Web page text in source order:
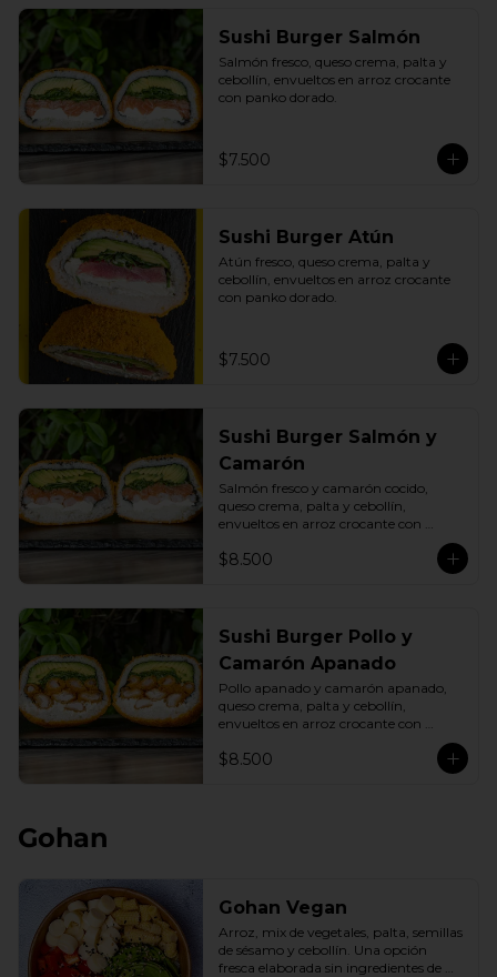
Sushi Burger Salmón
Salmón fresco, queso crema, palta y
cebollín, envueltos en arroz crocante
con panko dorado.
$7.500
Sushi Burger Atún
Atún fresco, queso crema, palta y
cebollín, envueltos en arroz crocante
con panko dorado.
$7.500
Sushi Burger Salmón y
Camarón
Salmón fresco y camarón cocido,
queso crema, palta y cebollín,
envueltos en arroz crocante con
$8.500
Sushi Burger Pollo y
Camarón Apanado
Pollo apanado y camarón apanado,
queso crema, palta y cebollín,
envueltos en arroz crocante con
$8.500
Gohan
Gohan Vegan
Arroz, mix de vegetales, palta, semillas
de sésamo y cebollín. Una opción
fresca elaborada sin ingredientes de